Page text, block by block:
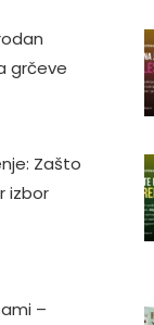
grčeve
Zašto
izbor
–